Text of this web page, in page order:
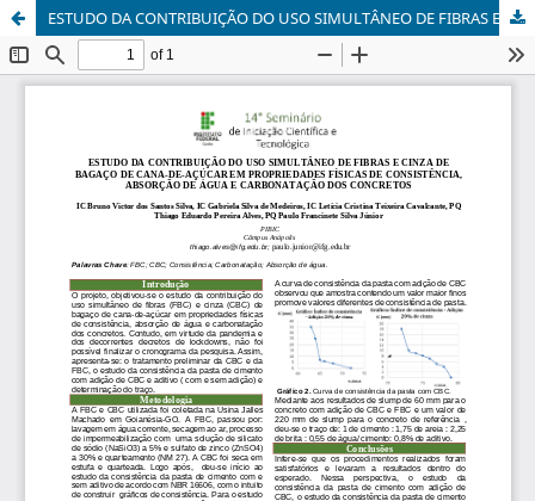
ESTUDO DA CONTRIBUIÇÃO DO USO SIMULTÂNEO DE FIBRAS E CINZA DE BAGAÇO DE CANA-DE-AÇÚCAR EM PROPRIEDADES FÍSICAS DE CONSISTÊNCIA, ABSORÇÃO DE ÁGUA E CARBONATAÇÃO DOS CONCRETOS